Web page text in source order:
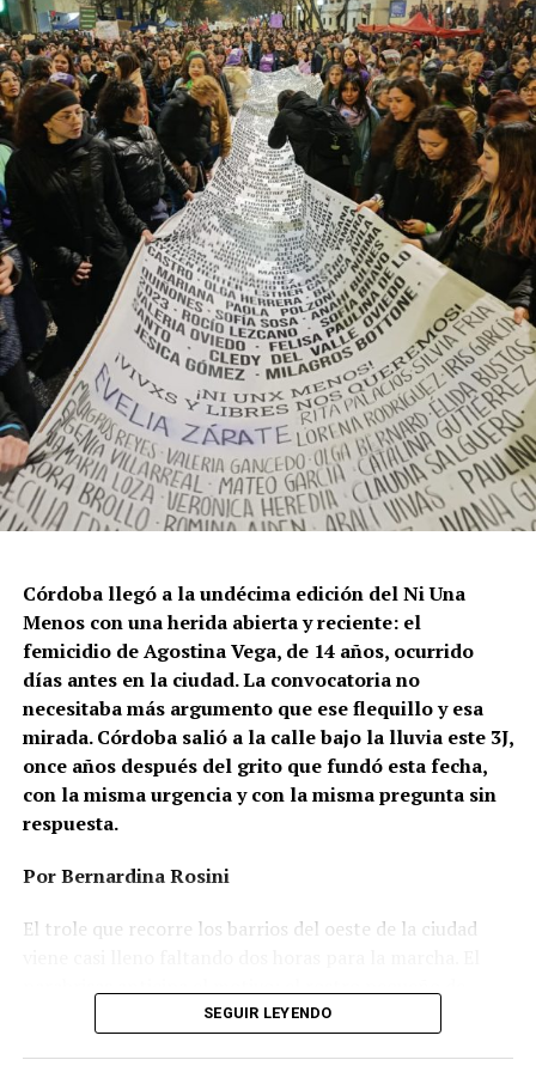
abajo. Viaje en barco de MU desde el bajo delta
bonaerense, para conocer y escuchar a isleños,
productores, docentes, ambientalistas y vecinos que
resisten otra avanzada sobre un territorio en disputa.
Por Francisco Pandolfi
Descargar la Mu en PDF
Ganar la vida: La historia de (no)
Su hijo Ciro tenía 120 veces más agrotóxicos que lo
Córdoba llegó a la undécima edición del Ni Una
Menos con una herida abierta y reciente: el
femicidio de Agostina Vega, de 14 años, ocurrido
días antes en la ciudad. La convocatoria no
necesitaba más argumento que ese flequillo y esa
mirada. Córdoba salió a la calle bajo la lluvia este 3J,
once años después del grito que fundó esta fecha,
con la misma urgencia y con la misma pregunta sin
respuesta.
Por Bernardina Rosini
El trole que recorre los barrios del oeste de la ciudad
Agostina Vega, 14 años. Era fácil intuir que será una
SEGUIR LEYENDO